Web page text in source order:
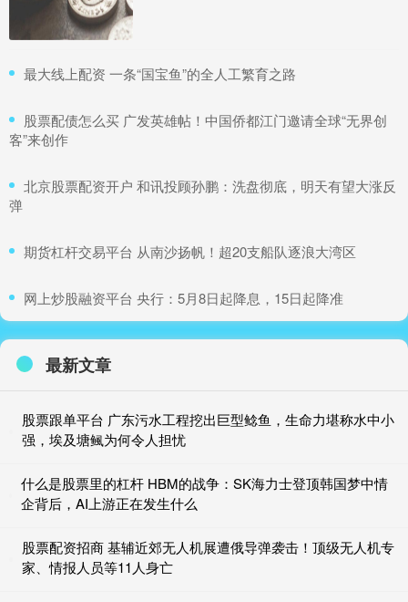
​最大线上配资 一条“国宝鱼”的全人工繁育之路
​股票配债怎么买 广发英雄帖！中国侨都江门邀请全球“无界创
客”来创作
​北京股票配资开户 和讯投顾孙鹏：洗盘彻底，明天有望大涨反
弹
​期货杠杆交易平台 从南沙扬帆！超20支船队逐浪大湾区
​网上炒股融资平台 央行：5月8日起降息，15日起降准
最新文章
股票跟单平台 广东污水工程挖出巨型鲶鱼，生命力堪称水中小
强，埃及塘鲺为何令人担忧
什么是股票里的杠杆 HBM的战争：SK海力士登顶韩国梦中情
企背后，AI上游正在发生什么
股票配资招商 基辅近郊无人机展遭俄导弹袭击！顶级无人机专
家、情报人员等11人身亡